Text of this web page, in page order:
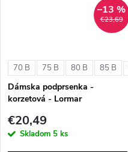
€23,69
–13 %
70 B 75 B 80 B 85 B
Dámska podprsenka -
korzetová - Lormar
€20,49
Skladom 5 ks